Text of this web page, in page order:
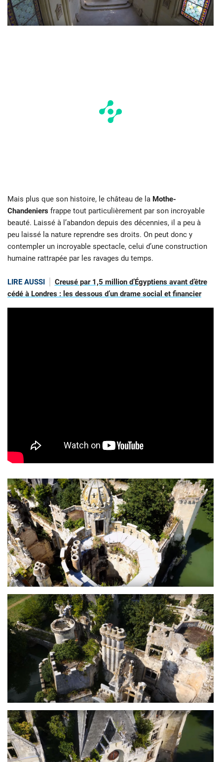
Mais plus que son histoire, le château de la Mothe-
Chandeniers frappe tout particulièrement par son incroyable
beauté. Laissé à l’abandon depuis des décennies, il a peu à
peu laissé la nature reprendre ses droits. On peut donc y
contempler un incroyable spectacle, celui d’une construction
humaine rattrapée par les ravages du temps.
LIRE AUSSI
Creusé par 1,5 million d’Égyptiens avant d’être
cédé à Londres : les dessous d’un drame social et financier